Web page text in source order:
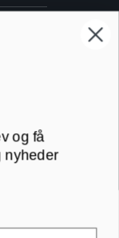
· CVR 40736166 ·
og få
nyheder